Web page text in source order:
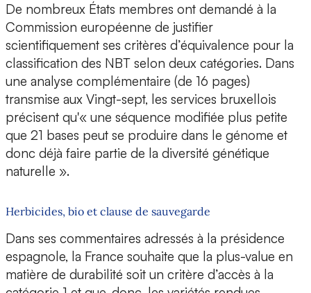
De nombreux États membres ont demandé à la
Commission européenne de justifier
scientifiquement ses critères d’équivalence pour la
classification des NBT selon deux catégories. Dans
une analyse complémentaire (de 16 pages)
transmise aux Vingt-sept, les services bruxellois
précisent qu'« une séquence modifiée plus petite
que 21 bases peut se produire dans le génome et
donc déjà faire partie de la diversité génétique
naturelle ».
Herbicides, bio et clause de sauvegarde
Dans ses commentaires adressés à la présidence
espagnole, la France souhaite que la plus-value en
matière de durabilité soit un critère d’accès à la